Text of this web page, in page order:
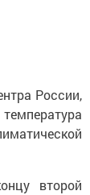
России,
второй